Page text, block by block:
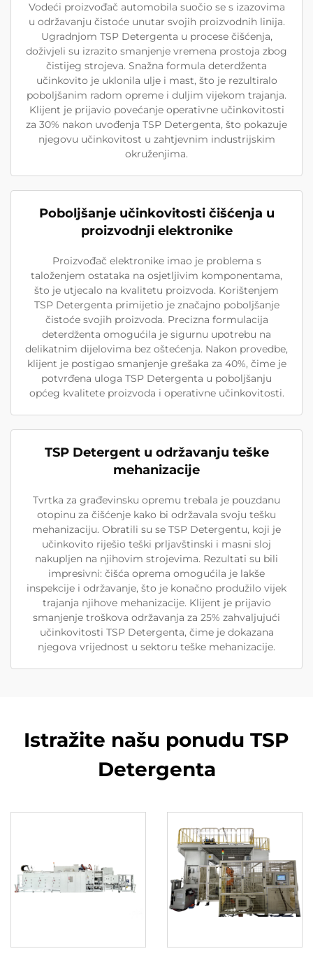
Vodeći proizvođač automobila suočio se s izazovima
u održavanju čistoće unutar svojih proizvodnih linija.
Ugradnjom TSP Detergenta u procese čišćenja,
doživjeli su izrazito smanjenje vremena prostoja zbog
čistijeg strojeva. Snažna formula deterdženta
učinkovito je uklonila ulje i mast, što je rezultiralo
poboljšanim radom opreme i duljim vijekom trajanja.
Klijent je prijavio povećanje operativne učinkovitosti
za 30% nakon uvođenja TSP Detergenta, što pokazuje
njegovu učinkovitost u zahtjevnim industrijskim
okruženjima.
Poboljšanje učinkovitosti čišćenja u
proizvodnji elektronike
Proizvođač elektronike imao je problema s
taloženjem ostataka na osjetljivim komponentama,
što je utjecalo na kvalitetu proizvoda. Korištenjem
TSP Detergenta primijetio je značajno poboljšanje
čistoće svojih proizvoda. Precizna formulacija
deterdženta omogućila je sigurnu upotrebu na
delikatnim dijelovima bez oštećenja. Nakon provedbe,
klijent je postigao smanjenje grešaka za 40%, čime je
potvrđena uloga TSP Detergenta u poboljšanju
općeg kvalitete proizvoda i operativne učinkovitosti.
TSP Detergent u održavanju teške
mehanizacije
Tvrtka za građevinsku opremu trebala je pouzdanu
otopinu za čišćenje kako bi održavala svoju tešku
mehanizaciju. Obratili su se TSP Detergentu, koji je
učinkovito riješio teški prljavštinski i masni sloj
nakupljen na njihovim strojevima. Rezultati su bili
impresivni: čišća oprema omogućila je lakše
inspekcije i održavanje, što je konačno produžilo vijek
trajanja njihove mehanizacije. Klijent je prijavio
smanjenje troškova održavanja za 25% zahvaljujući
učinkovitosti TSP Detergenta, čime je dokazana
njegova vrijednost u sektoru teške mehanizacije.
Istražite našu ponudu TSP
Detergenta